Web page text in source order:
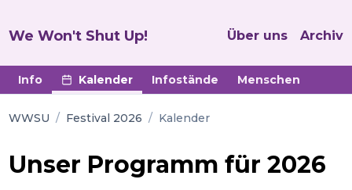
We Won't Shut Up! Über uns Archiv
Info Kalender Infostände Menschen
WWSU / Festival 2026 / Kalender
Unser Programm für 2026